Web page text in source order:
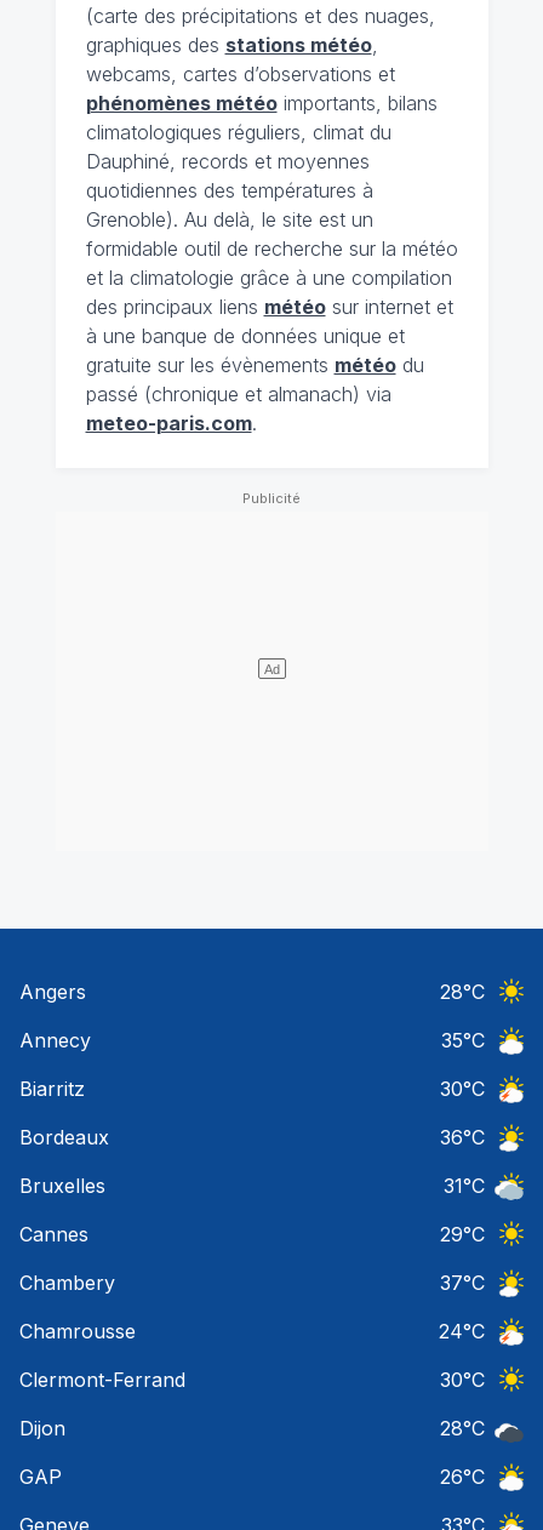
(carte des précipitations et des nuages,
graphiques des stations météo,
webcams, cartes d’observations et
phénomènes météoimportants, bilans
climatologiques réguliers, climat du
Dauphiné, records et moyennes
quotidiennes des températures à
Grenoble). Au delà, le site est un
formidable outil de recherche sur la météo
et la climatologie grâce à une compilation
des principaux liens météosur internet et
à une banque de données unique et
gratuite sur les évènements météodu
passé (chronique et almanach) via
meteo-paris.com.
Angers 28°C
Annecy
35°C
Biarritz
30°C
Bordeaux
36°C
Bruxelles
31°C
Cannes
29°C
Chambery
37°C
Chamrousse
24°C
Clermont-Ferrand
30°C
Dijon
28°C
GAP
26°C
Geneve
33°C